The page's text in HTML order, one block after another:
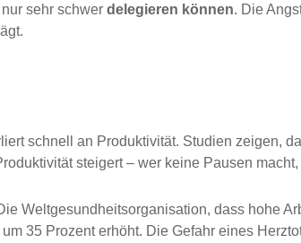
sehr schwer delegieren können. Die
schnell an Produktivität. Studien zeigen,
steigert – wer keine Pausen
Weltgesundheitsorganisation, dass hohe
35 Prozent erhöht. Die Gefahr eines